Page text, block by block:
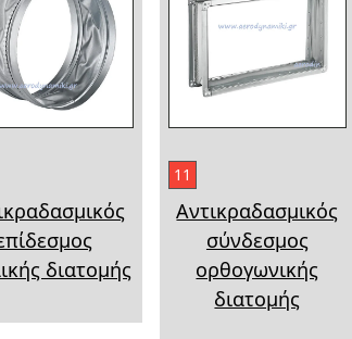
διατομής
11
Αντικραδασμικός
σύνδεσμος
ορθογωνικής
διατομής